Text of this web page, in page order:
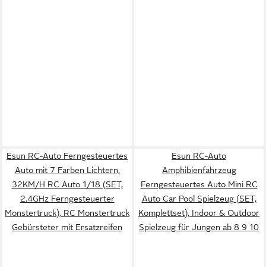
Esun RC-Auto Ferngesteuertes
Auto mit 7 Farben Lichtern,
32KM/H RC Auto 1/18 (SET,
2.4GHz Ferngesteuerter
Monstertruck), RC Monstertruck
Gebürsteter mit Ersatzreifen
Esun RC-Auto
Amphibienfahrzeug
Ferngesteuertes Auto Mini RC
Auto Car Pool Spielzeug (SET,
Komplettset), Indoor & Outdoor
Spielzeug für Jungen ab 8 9 10